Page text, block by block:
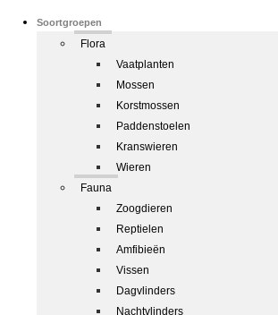
Soortgroepen
Flora
Vaatplanten
Mossen
Korstmossen
Paddenstoelen
Kranswieren
Wieren
Fauna
Zoogdieren
Reptielen
Amfibieën
Vissen
Dagvlinders
Nachtvlinders